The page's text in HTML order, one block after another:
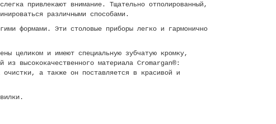
привлекают внимание. Тщательно отполированный,
различными способами.
формами. Эти столовые приборы легко и гармонично
целиком и имеют специальную зубчатую кромку,
высококачественного материала Cromargan®:
а также он поставляется в красивой и